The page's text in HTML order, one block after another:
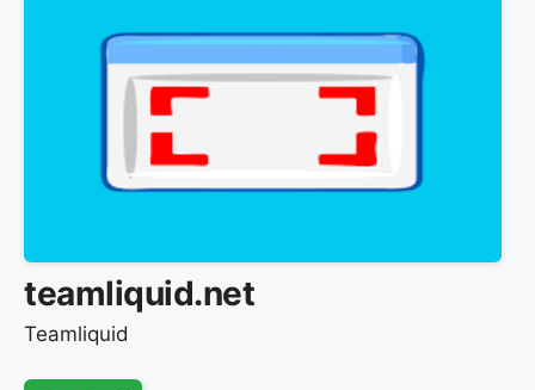
teamliquid.net
Teamliquid